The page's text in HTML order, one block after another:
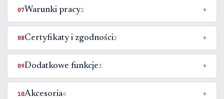
07Warunki pracy2
08Certyfikaty i zgodności2
09Dodatkowe funkcje3
10Akcesoria4